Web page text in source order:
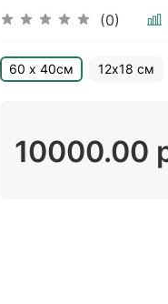
(0)
60 х 40см 12х18 см
10000.00